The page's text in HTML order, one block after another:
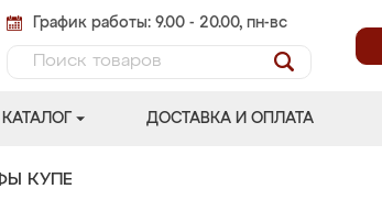
График работы: 9.00 - 20.00, пн-вс
КАТАЛОГ ДОСТАВКА И ОПЛАТА
КУПЕ